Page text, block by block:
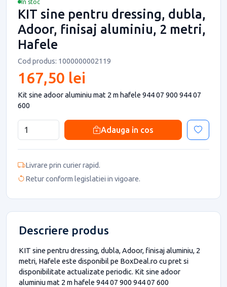
In stoc
KIT sine pentru dressing, dubla,
Adoor, finisaj aluminiu, 2 metri,
Hafele
Cod produs: 1000000002119
167,50 lei
Kit sine adoor aluminiu mat 2 m hafele 944 07 900 944 07
600
Adauga in cos
Livrare prin curier rapid.
Retur conform legislatiei in vigoare.
Descriere produs
KIT sine pentru dressing, dubla, Adoor, finisaj aluminiu, 2
metri, Hafele este disponibil pe BoxDeal.ro cu pret si
disponibilitate actualizate periodic. Kit sine adoor
aluminiu mat 2 m hafele 944 07 900 944 07 600